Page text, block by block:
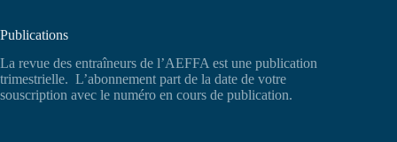
Publications
La revue des entraîneurs de l’AEFFA est une publication
trimestrielle. L’abonnement part de la date de votre
souscription avec le numéro en cours de publication.